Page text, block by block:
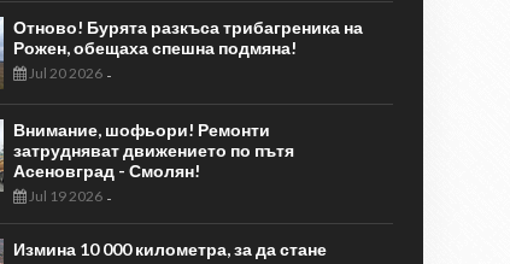
Отново! Бурята разкъса трибагреника на
Рожен, обещаха спешна подмяна!
Jul 20 2026-
Внимание, шофьори! Ремонти
затрудняват движението по пътя
Асеновград - Смолян!
Jul 19 2026-
Измина 10 000 километра, за да стане